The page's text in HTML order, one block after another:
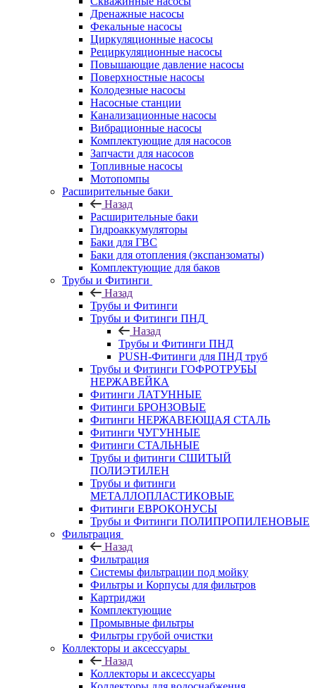
Дренажные насосы
Фекальные насосы
Циркуляционные насосы
Рециркуляционные насосы
Повышающие давление насосы
Поверхностные насосы
Колодезные насосы
Насосные станции
Канализационные насосы
Вибрационные насосы
Комплектующие для насосов
Запчасти для насосов
Топливные насосы
Мотопомпы
Расширительные баки
Назад
Расширительные баки
Гидроаккумуляторы
Баки для ГВС
Баки для отопления (экспанзоматы)
Комплектующие для баков
Трубы и Фитинги
Назад
Трубы и Фитинги
Трубы и Фитинги ПНД
Назад
Трубы и Фитинги ПНД
PUSH-Фитинги для ПНД труб
Трубы и Фитинги ГОФРОТРУБЫ
НЕРЖАВЕЙКА
Фитинги ЛАТУННЫЕ
Фитинги БРОНЗОВЫЕ
Фитинги НЕРЖАВЕЮЩАЯ СТАЛЬ
Фитинги ЧУГУННЫЕ
Фитинги СТАЛЬНЫЕ
Трубы и фитинги СШИТЫЙ
ПОЛИЭТИЛЕН
Трубы и фитинги
МЕТАЛЛОПЛАСТИКОВЫЕ
Фитинги ЕВРОКОНУСЫ
Трубы и Фитинги ПОЛИПРОПИЛЕНОВЫЕ
Фильтрация
Назад
Фильтрация
Системы фильтрации под мойку
Фильтры и Корпусы для фильтров
Картриджи
Комплектующие
Промывные фильтры
Фильтры грубой очистки
Коллекторы и аксессуары
Назад
Коллекторы и аксессуары